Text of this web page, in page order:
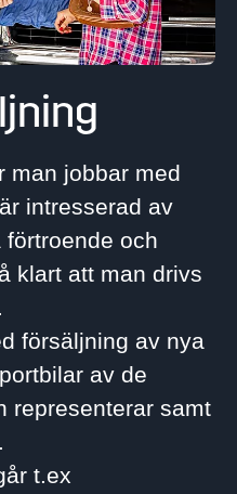
man jobbar med
intresserad av
och
klart att man drivs
försäljning av nya
av de
representerar samt
t.ex